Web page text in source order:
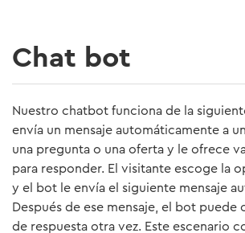
Chat bot
Nuestro chatbot funciona de la
envía un mensaje automáticamente a
una pregunta o una oferta y le ofrece
para responder. El visitante escoge la
y el bot le envía el siguiente mensaje
Después de ese mensaje, el bot
de respuesta otra vez. Este escenario